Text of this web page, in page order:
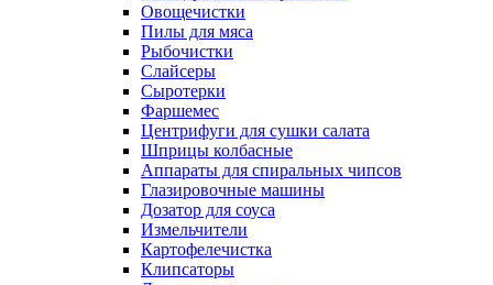
Овощечистки
Пилы для мяса
Рыбочистки
Слайсеры
Сыротерки
Фаршемес
Центрифуги для сушки салата
Шприцы колбасные
Аппараты для спиральных чипсов
Глазировочные машины
Дозатор для соуса
Измельчители
Картофелечистка
Клипсаторы